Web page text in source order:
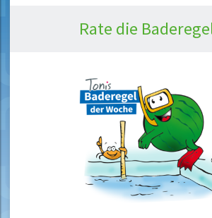
Rate die